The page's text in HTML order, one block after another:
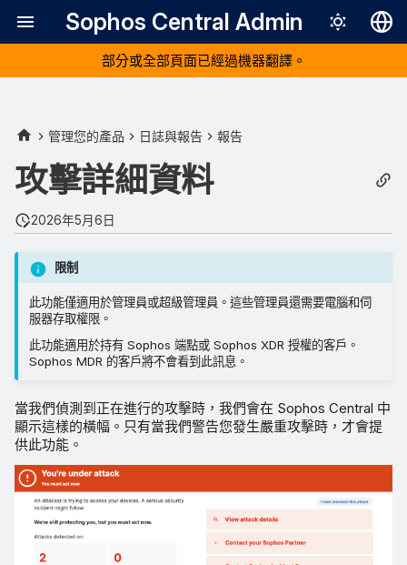
Sophos Central Admin
日本語
Português
部分或全部頁面已經過機器翻譯。
採取動作
檢視攻擊詳情
關閉橫幅
接收電子郵件或手機通知
管理您的產品 日誌與報告 報告
攻擊詳細資料
2026年5月6日
限制
此功能僅適用於管理員或超級管理員。這些管理員還需要電腦和伺
服器存取權限。
此功能適用於持有 Sophos 端點或 Sophos XDR 授權的客戶。
Sophos MDR 的客戶將不會看到此訊息。
當我們偵測到正在進行的攻擊時，我們會在 Sophos Central 中
顯示這樣的橫幅。只有當我們警告您發生嚴重攻擊時，才會提
供此功能。